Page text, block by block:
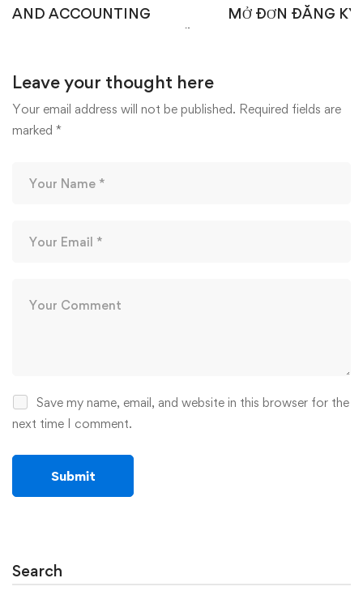
AND ACCOUNTING
CAO NHẤT? 🎉🏆
22/04/2026
MỞ ĐƠN ĐĂNG KÝ
Leave your thought here
Your email address will not be published. Required fields are
marked *
Save my name, email, and website in this browser for the
next time I comment.
Search